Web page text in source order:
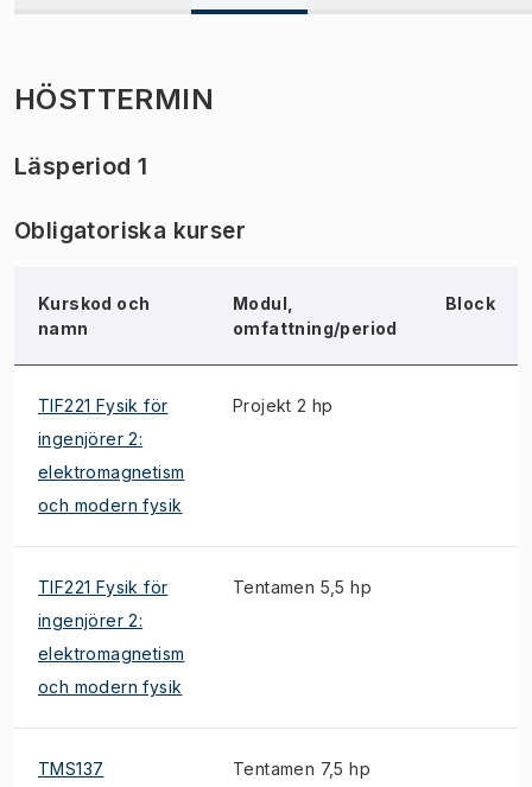
HÖSTTERMIN
Läsperiod 1
Obligatoriska kurser
Kurskod och
namn
Modul,
omfattning/period
Block
TIF221 Fysik för
ingenjörer 2:
elektromagnetism
och modern fysik
Projekt 2 hp
TIF221 Fysik för
ingenjörer 2:
elektromagnetism
och modern fysik
Tentamen 5,5 hp
TMS137
Tentamen 7,5 hp